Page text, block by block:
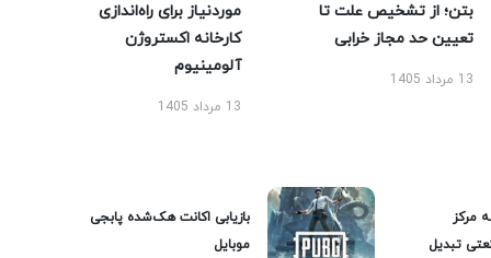
بتن؛ از تشخیص علت تا
تعیین حد مجاز خرابی
13 مرداد 1405
موردنیاز برای راه‌اندازی
کارخانه اکستروژن
آلومینیوم
13 مرداد 1405
مرکز
تبدیل
بازیابی اکانت هک‌شده پابجی
موبایل